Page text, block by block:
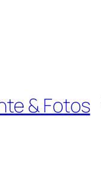
& Fotos